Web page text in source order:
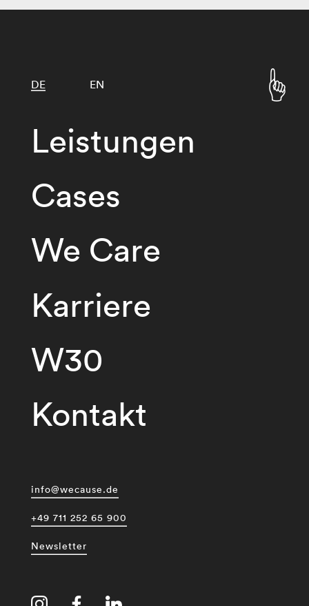
Leistungen
Cases
We Care
Karriere
W30
Kontakt
DE EN
info@wecause.de
+49 711 252 65 900
Newsletter